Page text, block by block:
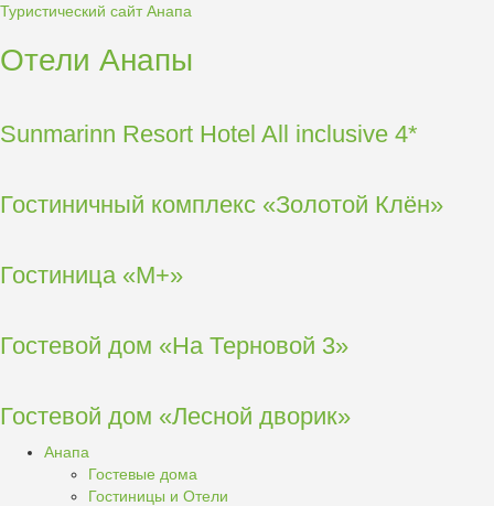
Туристический сайт Анапа
Отели Анапы
Sunmarinn Resort Hotel All inclusive 4*
Гостиничный комплекс «Золотой Клён»
Гостиница «М+»
Гостевой дом «На Терновой 3»
Гостевой дом «Лесной дворик»
Анапа
Гостевые дома
Гостиницы и Отели